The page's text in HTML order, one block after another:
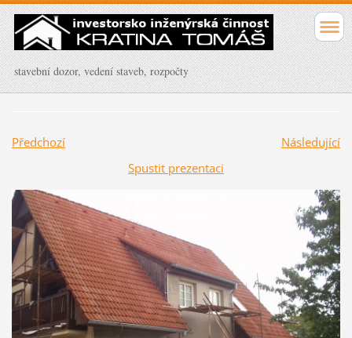
stavební dozor, vedení staveb, rozpočty
Předchozí
Následující
Spustit prezentaci